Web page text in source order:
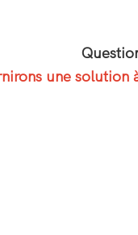
une solution